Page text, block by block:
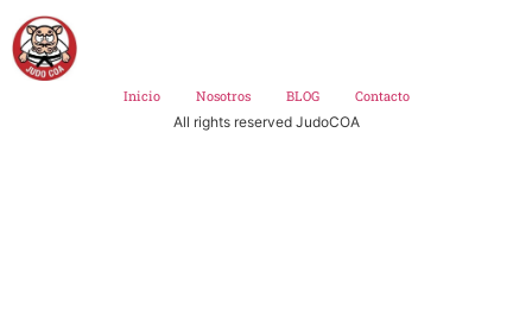
Inicio Nosotros BLOG
Contacto
All rights reserved JudoCOA